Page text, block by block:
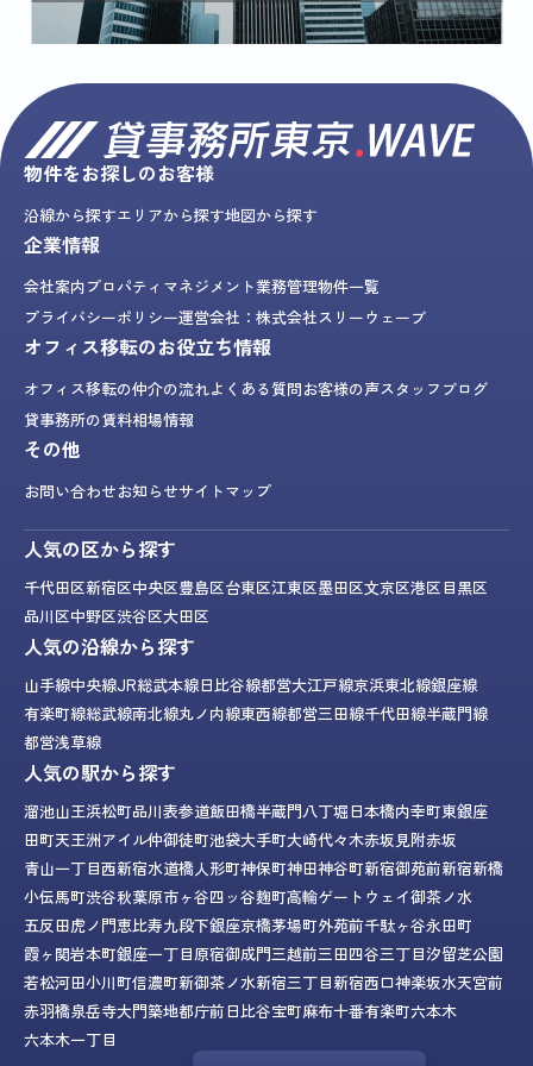
物件をお探しのお客様
沿線から探すエリアから探す地図から探す
企業情報
会社案内プロパティマネジメント業務管理物件一覧
プライバシーポリシー運営会社：株式会社スリーウェーブ
オフィス移転のお役立ち情報
オフィス移転の仲介の流れよくある質問お客様の声スタッフブログ
貸事務所の賃料相場情報
その他
お問い合わせお知らせサイトマップ
人気の区から探す
千代田区新宿区中央区豊島区台東区江東区墨田区文京区港区目黒区
品川区中野区渋谷区大田区
人気の沿線から探す
山手線中央線JR総武本線日比谷線都営大江戸線京浜東北線銀座線
有楽町線総武線南北線丸ノ内線東西線都営三田線千代田線半蔵門線
都営浅草線
人気の駅から探す
溜池山王浜松町品川表参道飯田橋半蔵門八丁堀日本橋内幸町東銀座
田町天王洲アイル仲御徒町池袋大手町大崎代々木赤坂見附赤坂
青山一丁目西新宿水道橋人形町神保町神田神谷町新宿御苑前新宿新橋
小伝馬町渋谷秋葉原市ヶ谷四ッ谷麹町高輪ゲートウェイ御茶ノ水
五反田虎ノ門恵比寿九段下銀座京橋茅場町外苑前千駄ヶ谷永田町
霞ヶ関岩本町銀座一丁目原宿御成門三越前三田四谷三丁目汐留芝公園
若松河田小川町信濃町新御茶ノ水新宿三丁目新宿西口神楽坂水天宮前
赤羽橋泉岳寺大門築地都庁前日比谷宝町麻布十番有楽町六本木
六本木一丁目